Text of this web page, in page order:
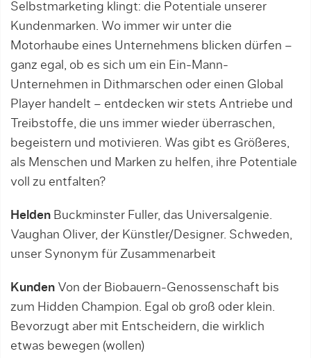
Selbstmarketing klingt: die Potentiale unserer
Kundenmarken. Wo immer wir unter die
Motorhaube eines Unternehmens blicken dürfen –
ganz egal, ob es sich um ein Ein-Mann-
Unternehmen in Dithmarschen oder einen Global
Player handelt – entdecken wir stets Antriebe und
Treibstoffe, die uns immer wieder überraschen,
begeistern und motivieren. Was gibt es Größeres,
als Menschen und Marken zu helfen, ihre Potentiale
voll zu entfalten?
Helden Buckminster Fuller, das Universalgenie.
Vaughan Oliver, der Künstler/Designer. Schweden,
unser Synonym für Zusammenarbeit
Kunden Von der Biobauern-Genossenschaft bis
zum Hidden Champion. Egal ob groß oder klein.
Bevorzugt aber mit Entscheidern, die wirklich
etwas bewegen (wollen)